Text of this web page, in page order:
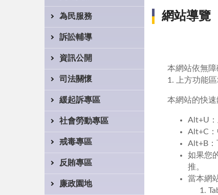
為民服務
訴訟輔導
資訊公開
司法關懷
緩起訴專區
社會勞動專區
戒毒專區
反賄專區
廉政園地
網站導覽
本網站依無
1. 上方功能
本網站的快速
Alt+U：
Alt+C：
Alt+B：
如果您
推。
當本網